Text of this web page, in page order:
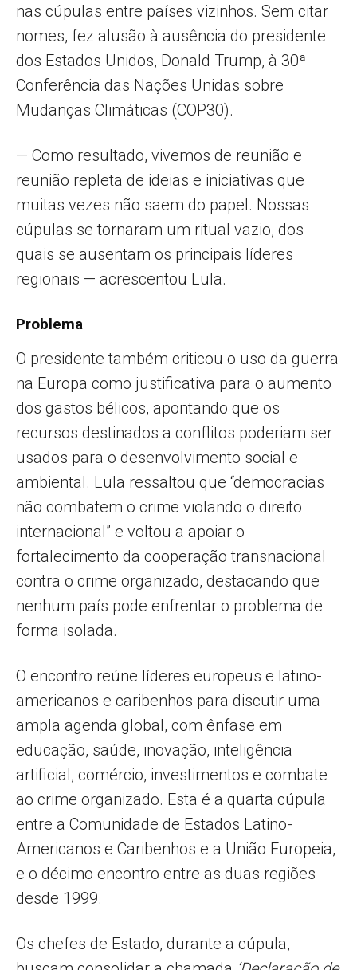
nas cúpulas entre países vizinhos. Sem citar
nomes, fez alusão à ausência do presidente
dos Estados Unidos, Donald Trump, à 30ª
Conferência das Nações Unidas sobre
Mudanças Climáticas (COP30).
— Como resultado, vivemos de reunião e
reunião repleta de ideias e iniciativas que
muitas vezes não saem do papel. Nossas
cúpulas se tornaram um ritual vazio, dos
quais se ausentam os principais líderes
regionais — acrescentou Lula.
Problema
O presidente também criticou o uso da guerra
na Europa como justificativa para o aumento
dos gastos bélicos, apontando que os
recursos destinados a conflitos poderiam ser
usados para o desenvolvimento social e
ambiental. Lula ressaltou que “democracias
não combatem o crime violando o direito
internacional” e voltou a apoiar o
fortalecimento da cooperação transnacional
contra o crime organizado, destacando que
nenhum país pode enfrentar o problema de
forma isolada.
O encontro reúne líderes europeus e latino-
americanos e caribenhos para discutir uma
ampla agenda global, com ênfase em
educação, saúde, inovação, inteligência
artificial, comércio, investimentos e combate
ao crime organizado. Esta é a quarta cúpula
entre a Comunidade de Estados Latino-
Americanos e Caribenhos e a União Europeia,
e o décimo encontro entre as duas regiões
desde 1999.
Os chefes de Estado, durante a cúpula,